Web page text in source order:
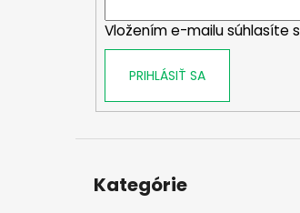
Vložením e-mailu súhlasíte s
PRIHLÁSIŤ SA
kategórie
Kategórie